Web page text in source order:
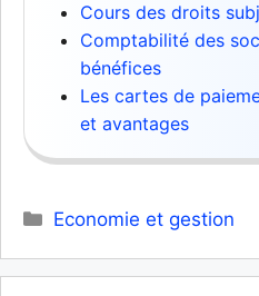
Cours des droits
Comptabilité des
bénéfices
Les cartes de
et avantages
Catégories
Economie et gestion